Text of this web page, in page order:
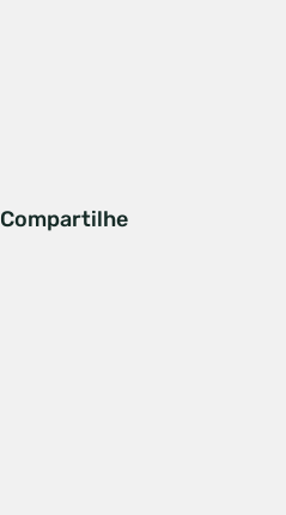
Compartilhe